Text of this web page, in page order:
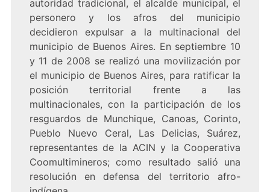
autoridad tradicional, el alcalde municipal, el
personero y los afros del municipio
decidieron expulsar a la multinacional del
municipio de Buenos Aires. En septiembre 10
y 11 de 2008 se realizó una movilización por
el municipio de Buenos Aires, para ratificar la
posición territorial frente a las
multinacionales, con la participación de los
resguardos de Munchique, Canoas, Corinto,
Pueblo Nuevo Ceral, Las Delicias, Suárez,
representantes de la ACIN y la Cooperativa
Coomultimineros; como resultado salió una
resolución en defensa del territorio afro-